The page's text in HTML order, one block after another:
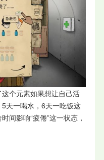
个元素如果想让自己活
天一喝水，6天一吃饭这
间影响“疲倦”这一状态，